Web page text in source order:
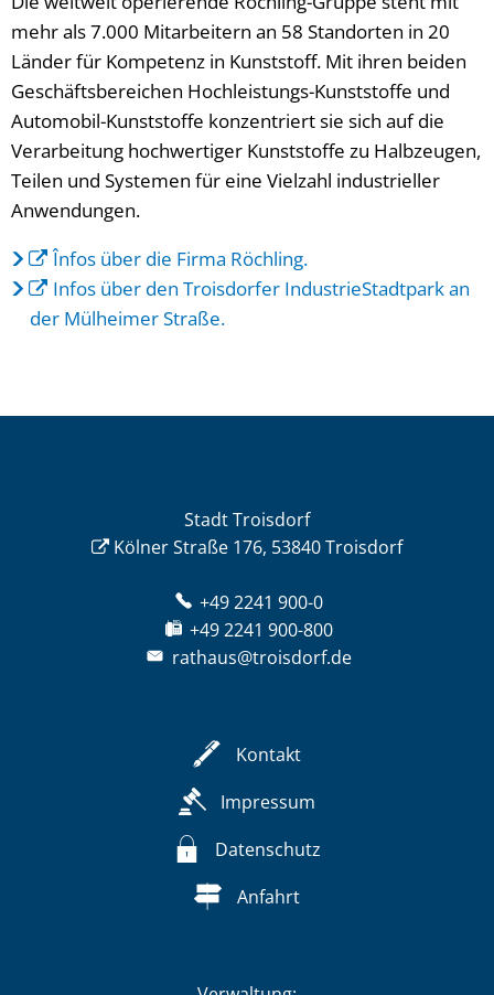
mehr als 7.000 Mitarbeitern an 58 Standorten in 20
Länder für Kompetenz in Kunststoff. Mit ihren beiden
Geschäftsbereichen Hochleistungs-Kunststoffe und
Automobil-Kunststoffe konzentriert sie sich auf die
Verarbeitung hochwertiger Kunststoffe zu Halbzeugen,
Teilen und Systemen für eine Vielzahl industrieller
Anwendungen.
Înfos über die Firma Röchling.
Infos über den Troisdorfer IndustrieStadtpark an
der Mülheimer Straße.
Stadt Troisdorf
Kölner Straße 176, 53840 Troisdorf
+49 2241 900-0
+49 2241 900-800
rathaus@troisdorf.de
Kontakt
Impressum
Datenschutz
Anfahrt